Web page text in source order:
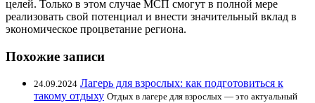
целей. Только в этом случае МСП смогут в полной мере
реализовать свой потенциал и внести значительный вклад в
экономическое процветание региона.
Похожие записи
24.09.2024 Лагерь для взрослых: как подготовиться к
такому отдыху Отдых в лагере для взрослых — это актуальный